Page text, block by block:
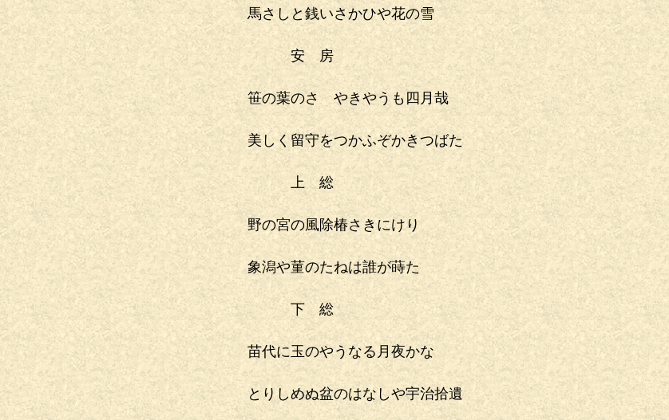
馬さしと銭いさかひや花の雪
安 房
笹の葉のさゝやきやうも四月哉
美しく留守をつかふぞかきつばた
上 総
野の宮の風除椿さきにけり
象潟や菫のたねは誰が蒔た
下 総
苗代に玉のやうなる月夜かな
とりしめぬ盆のはなしや宇治拾遺